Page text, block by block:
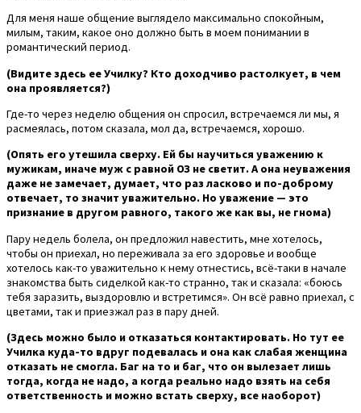
Для меня наше общение выглядело максимально спокойным,
милым, таким, какое оно должно быть в моем понимании в
романтический период.
(Видите здесь ее Училку? Кто доходчиво растолкует, в чем
она проявляется?)
Где-то через неделю общения он спросил, встречаемся ли мы, я
расмеялась, потом сказала, мол да, встречаемся, хорошо.
(Опять его утешила сверху. Ей бы научиться уважению к
мужикам, иначе муж с равной ОЗ не светит. А она неуважения
даже не замечает, думает, что раз ласково и по-доброму
отвечает, то значит уважительно. Но уважение — это
признание в другом равного, такого же как вы, не гнома)
Пару недель болела, он предложил навестить, мне хотелось,
чтобы он приехал, но переживала за его здоровье и вообще
хотелось как-то уважительно к нему отнестись, всё-таки в начале
знакомства быть сиделкой как-то странно, так и сказала: «боюсь
тебя заразить, выздоровлю и встретимся». Он всё равно приехал, с
цветами, так и приезжал раз в пару дней.
(Здесь можно было и отказаться контактировать. Но тут ее
Училка куда-то вдруг подевалась и она как слабая женщина
отказать не смогла. Баг на то и баг, что он вылезает лишь
тогда, когда не надо, а когда реально надо взять на себя
ответственность и можно встать сверху, все наоборот)